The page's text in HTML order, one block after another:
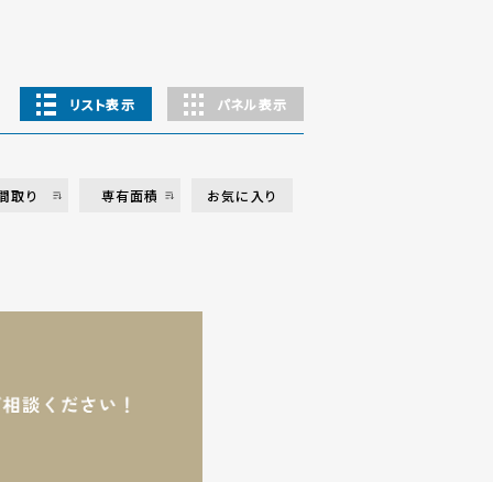
リスト表示 パネル表示
取り 専有面積 お気に入り